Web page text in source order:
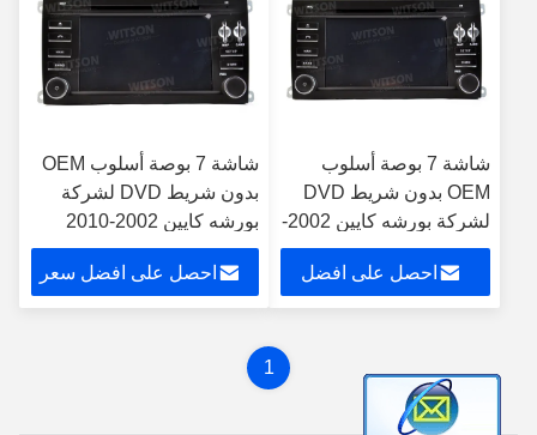
شاشة 7 بوصة أسلوب
OEM بدون شريط DVD
لشركة بورشه كايين 2002-
2010 سيارات متعددة
الوسائط ستيريو
احصل على افضل
شاشة 7 بوصة أسلوب OEM
بدون شريط DVD لشركة
بورشه كايين 2002-2010
سيارات متعددة الوسائط
ستيريواحصل على افضل سعر
1